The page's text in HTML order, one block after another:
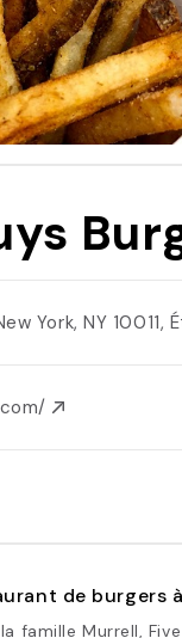
York, NY 10011,
de burgers
famille Murrell,